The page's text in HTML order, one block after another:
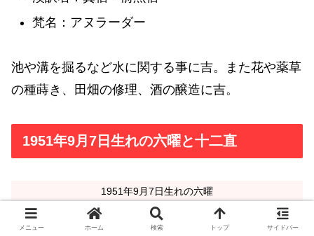
梵名：アヌラーダー
池や溝を掘るなど水に関する事に吉。また花や薬草
の種蒔き、田畑の修理、酒の醸造に吉。
1951年9月7日生れの六曜と十二直
1951年9月7日生れの六曜
友引
メニュー ホーム 検索 トップ サイドバー